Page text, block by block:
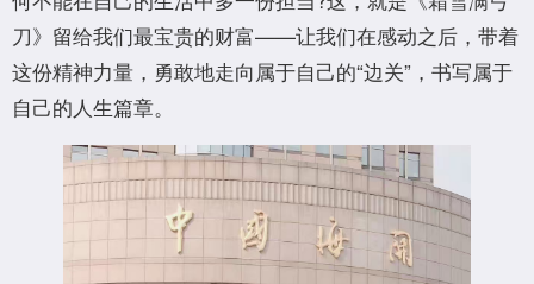
刀》留给我们最宝贵的财富——让我们在感动之后，带着
这份精神力量，勇敢地走向属于自己的“边关”，书写属于
自己的人生篇章。